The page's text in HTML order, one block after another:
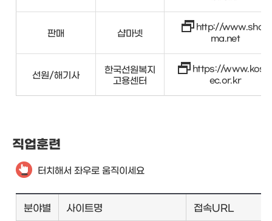
판매 샵마넷
http://www.shop
ma.net
선원/해기사
한국선원복지
고용센터
https://www.kosw
ec.or.kr
직업훈련
터치해서 좌우로 움직이세요
분야별 사이트명 접속URL